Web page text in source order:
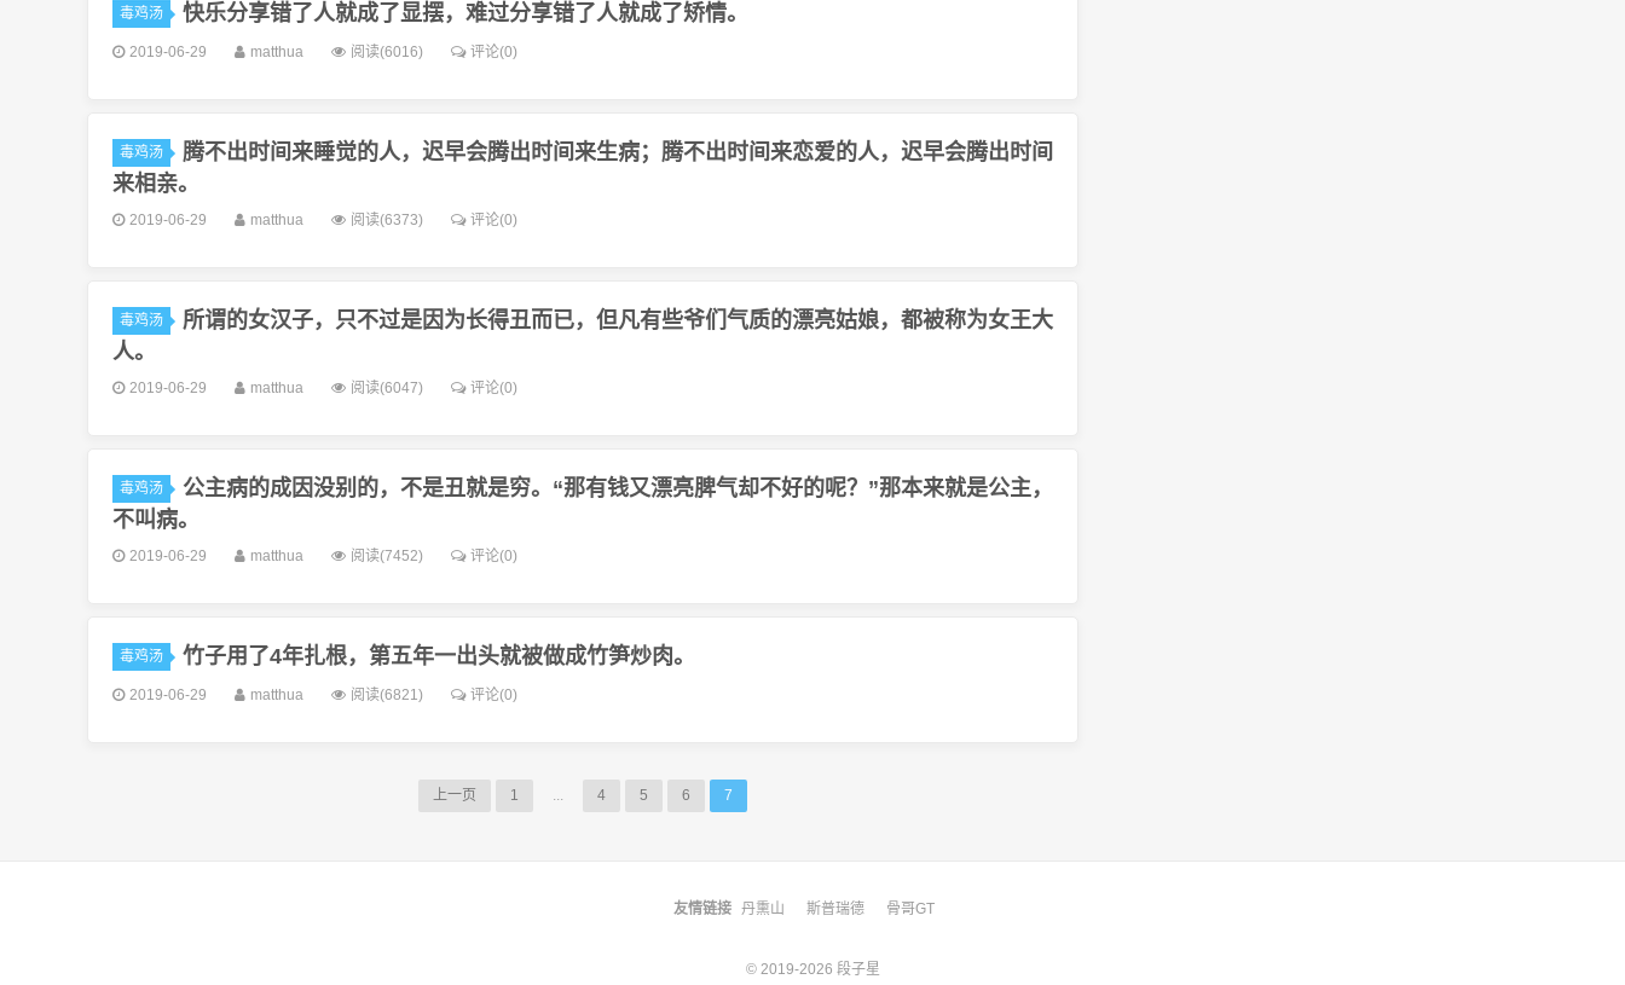
毒鸡汤 快乐分享错了人就成了显摆，难过分享错了人就成了矫情。
2019-06-29 matthua 阅读(6016) 评论(0)
毒鸡汤
腾不出时间来睡觉的人，迟早会腾出时间来生病；腾不出时间来恋爱的人，迟早会腾出时间
来相亲。
2019-06-29 matthua 阅读(6373) 评论(0)
毒鸡汤
所谓的女汉子，只不过是因为长得丑而已，但凡有些爷们气质的漂亮姑娘，都被称为女王大
人。
2019-06-29 matthua 阅读(6047) 评论(0)
毒鸡汤
公主病的成因没别的，不是丑就是穷。“那有钱又漂亮脾气却不好的呢？”那本来就是公主，
不叫病。
2019-06-29 matthua 阅读(7452) 评论(0)
毒鸡汤 竹子用了4年扎根，第五年一出头就被做成竹笋炒肉。
2019-06-29 matthua 阅读(6821) 评论(0)
上一页 1 ... 4 5 6 7
友情链接 丹熏山 斯普瑞德 骨哥GT
© 2019-2026 段子星